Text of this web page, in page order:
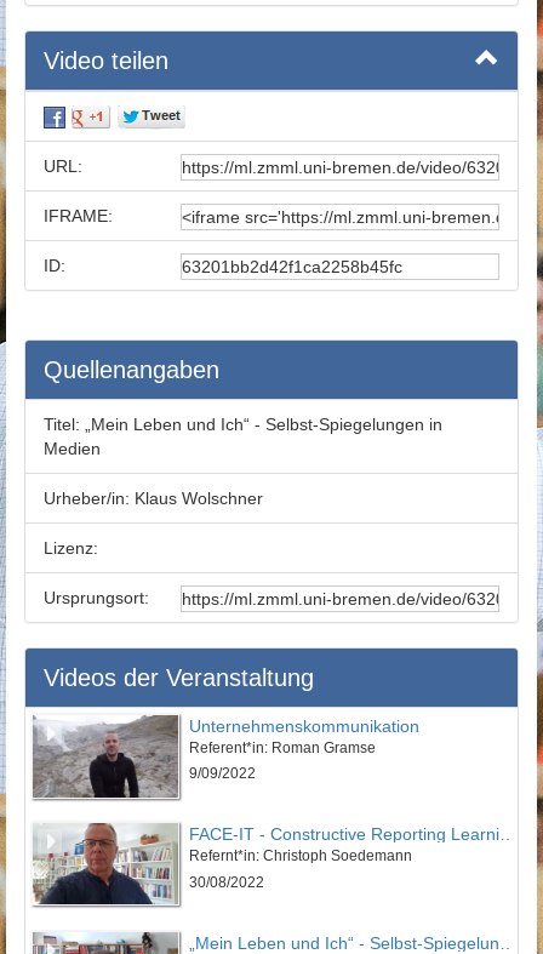
Video teilen
URL:
IFRAME:
ID:
Quellenangaben
Titel: „Mein Leben und Ich“ - Selbst-Spiegelungen in
Medien
Urheber/in: Klaus Wolschner
Lizenz:
Ursprungsort:
Videos der Veranstaltung
Unternehmenskommunikation
Referent*in: Roman Gramse
9/09/2022
FACE-IT - Constructive Reporting Learning how to connect journalism and climate research
Refernt*in: Christoph Soedemann
30/08/2022